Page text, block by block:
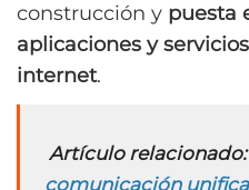
construcción y puesta
aplicaciones y
internet.
Artículo relacionado:
comunicación